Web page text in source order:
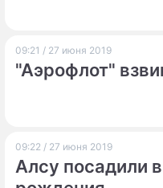
09:21 / 27 июня 2019
"Аэрофлот"
09:22 / 27 июня 2019
Алсу посадили